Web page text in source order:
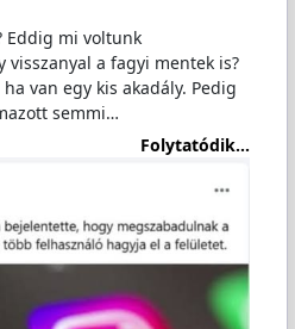
Eddig mi voltunk
a fagyi mentek is?
van egy kis akadály. Pedig
semmi…
Folytatódik...